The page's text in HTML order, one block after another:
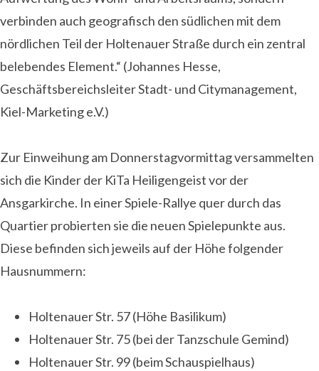
verbinden auch geografisch den südlichen mit dem
nördlichen Teil der Holtenauer Straße durch ein zentral
belebendes Element.“ (Johannes Hesse,
Geschäftsbereichsleiter Stadt- und Citymanagement,
Kiel-Marketing e.V.)
Zur Einweihung am Donnerstagvormittag versammelten
sich die Kinder der KiTa Heiligengeist vor der
Ansgarkirche. In einer Spiele-Rallye quer durch das
Quartier probierten sie die neuen Spielepunkte aus.
Diese befinden sich jeweils auf der Höhe folgender
Hausnummern:
Holtenauer Str. 57 (Höhe Basilikum)
Holtenauer Str. 75 (bei der Tanzschule Gemind)
Holtenauer Str. 99 (beim Schauspielhaus)